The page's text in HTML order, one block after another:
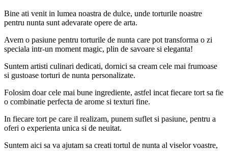
Bine ati venit in lumea noastra de dulce, unde torturile noastre
pentru nunta sunt adevarate opere de arta.
Avem o pasiune pentru torturile de nunta care pot transforma o zi
speciala intr-un moment magic, plin de savoare si eleganta!
Suntem artisti culinari dedicati, dornici sa cream cele mai frumoase
si gustoase torturi de nunta personalizate.
Folosim doar cele mai bune ingrediente, astfel incat fiecare tort sa fie
o combinatie perfecta de arome si texturi fine.
In fiecare tort pe care il realizam, punem suflet si pasiune, pentru a
oferi o experienta unica si de neuitat.
Suntem aici sa va ajutam sa creati tortul de nunta al viselor voastre,